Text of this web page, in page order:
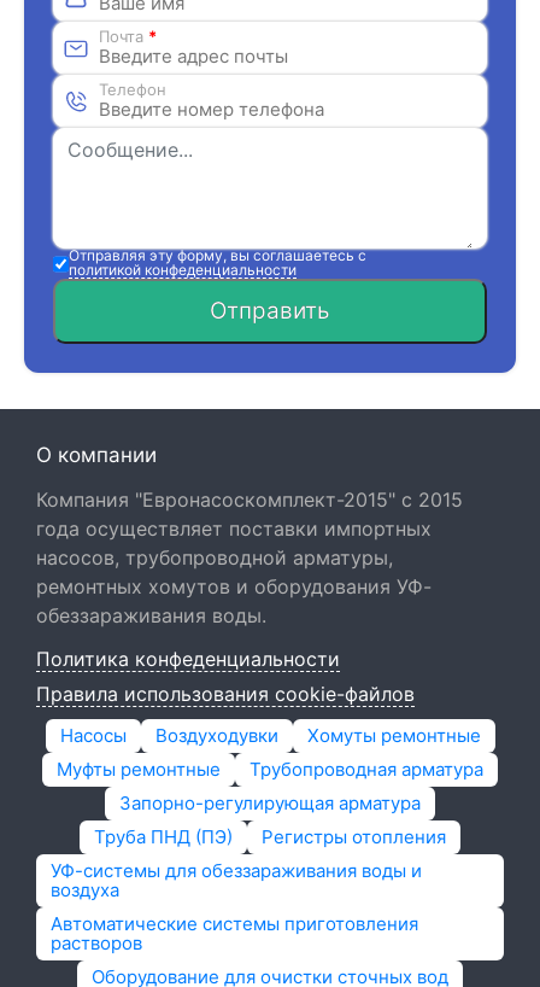
Почта *
Телефон
Отправляя эту форму, вы соглашаетесь с
политикой конфеденциальности
Отправить
О компании
Компания "Евронасоскомплект-2015" с 2015
года осуществляет поставки импортных
насосов, трубопроводной арматуры,
ремонтных хомутов и оборудования УФ-
обеззараживания воды.
Политика конфеденциальности
Правила использования cookie-файлов
Насосы Воздуходувки
Хомуты ремонтные
Муфты ремонтные
Трубопроводная арматура
Запорно-регулирующая арматура
Труба ПНД (ПЭ)
Регистры отопления
УФ-системы для обеззараживания воды и
воздуха
Автоматические системы приготовления
растворов
Оборудование для очистки сточных вод